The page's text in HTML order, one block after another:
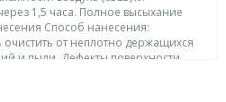
1,5 часа. Полное высыхание
Способ нанесения:
от неплотно держащихся
и пыли. Дефекты поверхности